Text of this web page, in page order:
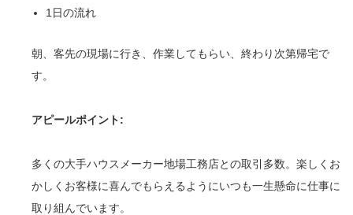
1日の流れ
朝、客先の現場に行き、作業してもらい、終わり次第帰宅で
す。
アピールポイント:
多くの大手ハウスメーカー地場工務店との取引多数。楽しくお
かしくお客様に喜んでもらえるようにいつも一生懸命に仕事に
取り組んでいます。